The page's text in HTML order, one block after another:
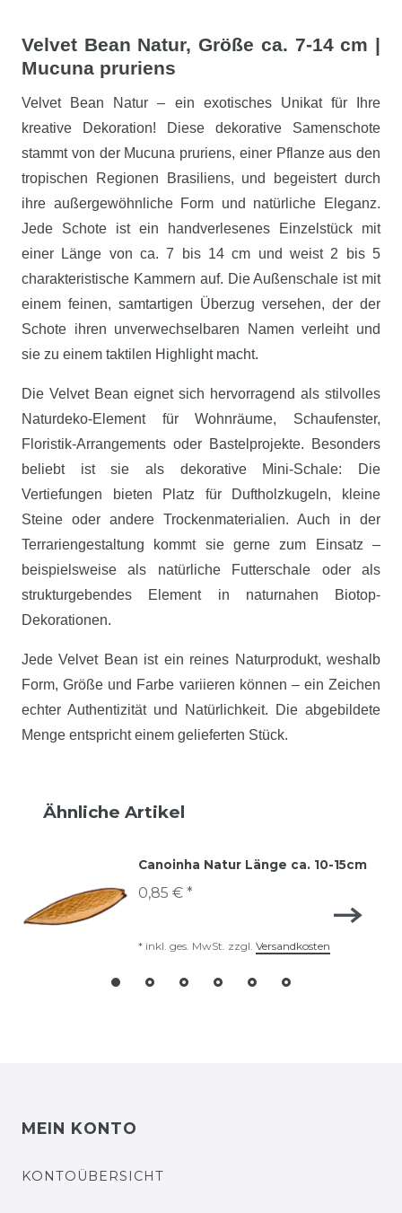
Velvet Bean Natur, Größe ca. 7-14 cm |
Mucuna pruriens
Velvet Bean Natur – ein exotisches Unikat für Ihre
kreative Dekoration! Diese dekorative Samenschote
stammt von der Mucuna pruriens, einer Pflanze aus den
tropischen Regionen Brasiliens, und begeistert durch
ihre außergewöhnliche Form und natürliche Eleganz.
Jede Schote ist ein handverlesenes Einzelstück mit
einer Länge von ca. 7 bis 14 cm und weist 2 bis 5
charakteristische Kammern auf. Die Außenschale ist mit
einem feinen, samtartigen Überzug versehen, der der
Schote ihren unverwechselbaren Namen verleiht und
sie zu einem taktilen Highlight macht.
Die Velvet Bean eignet sich hervorragend als stilvolles
Naturdeko-Element für Wohnräume, Schaufenster,
Floristik-Arrangements oder Bastelprojekte. Besonders
beliebt ist sie als dekorative Mini-Schale: Die
Vertiefungen bieten Platz für Duftholzkugeln, kleine
Steine oder andere Trockenmaterialien. Auch in der
Terrariengestaltung kommt sie gerne zum Einsatz –
beispielsweise als natürliche Futterschale oder als
strukturgebendes Element in naturnahen Biotop-
Dekorationen.
Jede Velvet Bean ist ein reines Naturprodukt, weshalb
Form, Größe und Farbe variieren können – ein Zeichen
echter Authentizität und Natürlichkeit. Die abgebildete
Menge entspricht einem gelieferten Stück.
Ähnliche Artikel
Canoinha Natur Länge ca. 10-15cm
0,85 € *
* inkl. ges. MwSt. zzgl. Versandkosten
MEIN KONTO
KONTOÜBERSICHT